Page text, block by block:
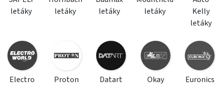
letáky
letáky
letáky
letáky
Kelly
letáky
Electro
Proton
Datart
Okay
Euronics